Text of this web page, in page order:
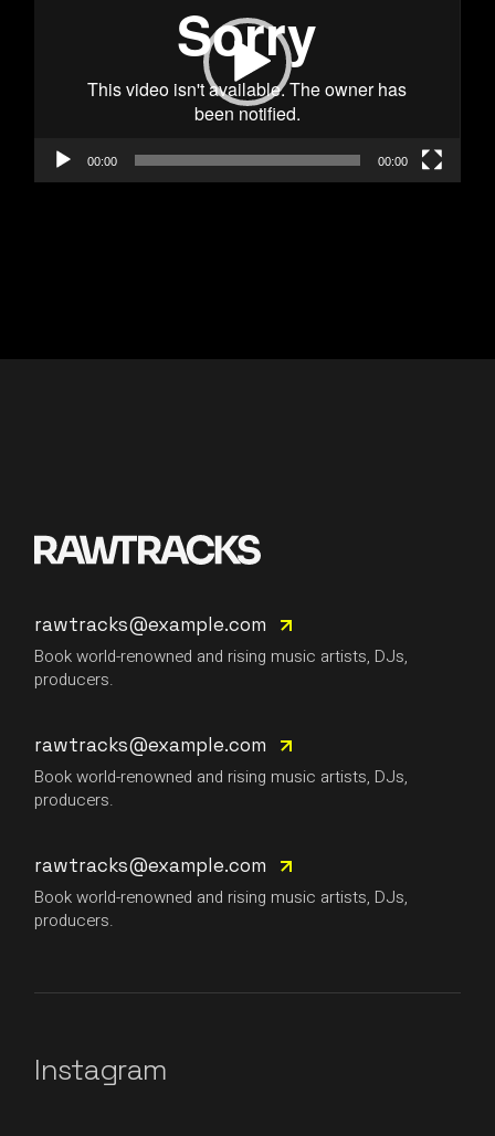
00:00 00:00
rawtracks@example.com
Book world-renowned and rising music artists, DJs,
producers.
rawtracks@example.com
Book world-renowned and rising music artists, DJs,
producers.
rawtracks@example.com
Book world-renowned and rising music artists, DJs,
producers.
Instagram